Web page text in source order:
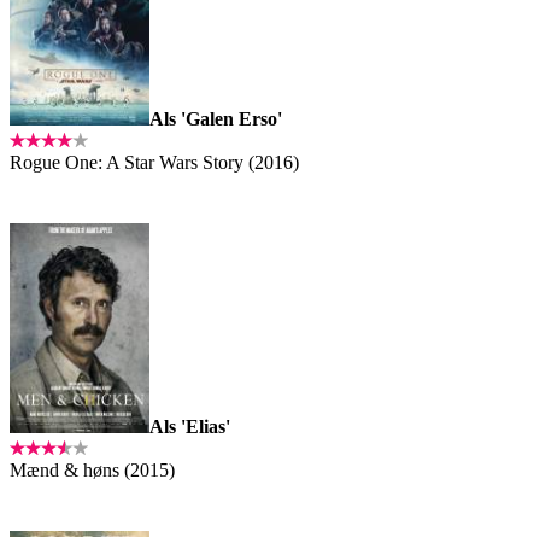
Als 'Galen Erso'
Rogue One: A Star Wars Story (2016)
Als 'Elias'
Mænd & høns (2015)